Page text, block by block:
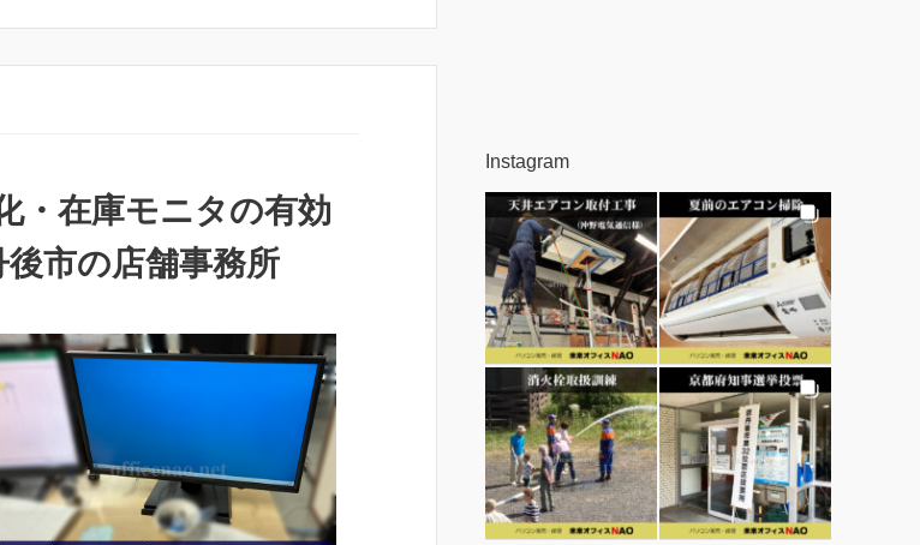
・在庫モニタの有効
市の店舗事務所
Instagram